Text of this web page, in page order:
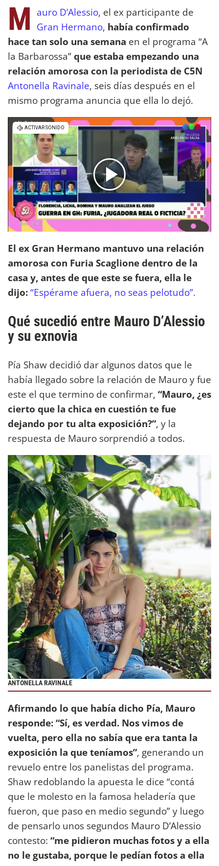
M auro D’Alessio, el ex participante de
Gran Hermano, había confirmado
hace tan solo una semana en el programa “A
la Barbarossa”que estaba empezando una
relación amorosa con la periodista de C5N
Antonella Ravinale, seis días después en el
mismo programa anuncia que ella lo dejó.
El ex Gran Hermano mantuvo una relación
amorosa con Furia Scaglione dentro de la
casa y, antes de que este se fuera, ella le
dijo:“Espérame afuera, no seas pelotudo”.
Qué sucedió entre Mauro D’Alessio
y su exnovia
Pía Shaw decidió dar algunos datos que le
había llegado sobre la relación de Mauro y fue
este el que termino de confirmar, “Mauro, ¿es
cierto que la chica en cuestión te fue
dejando por tu alta exposición?”, y la
respuesta de Mauro sorprendió a todos.
ANTONELLA RAVINALE
Afirmando lo que había dicho Pía, Mauro
responde: “Sí, es verdad. Nos vimos de
vuelta, pero ella no sabía que era tanta la
exposición la que teníamos”, generando un
revuelo entre los panelistas del programa.
Shaw redoblando la apuesta le dice “contá
que le molesto en la famosa heladería que
fueron, que paso en medio segundo” y luego
de pensarlo unos segundos Mauro D’Alessio
contesto: “me pidieron muchas fotos y a ella
no le gustaba, porque le pedían fotos a ella